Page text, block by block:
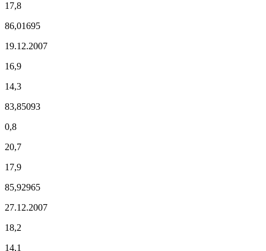
17,8
86,01695
19.12.2007
16,9
14,3
83,85093
0,8
20,7
17,9
85,92965
27.12.2007
18,2
14,1